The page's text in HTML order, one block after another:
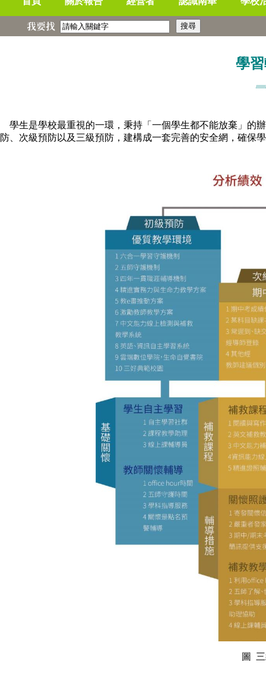
我要找
學
學生是學校最重視的一環，秉持「一個學生都不能放棄」的
防、次級預防以及三級預防，建構成一套完善的安全網，確保
圖 三級補